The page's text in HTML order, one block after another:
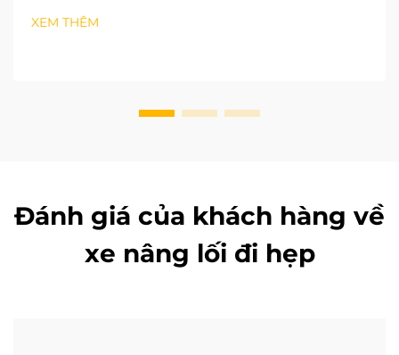
các hệ thống lưu trữ theo chiều dọc (2D) tận dụng
chiều cao của kho mà vẫn giữ nguyên diện tích mặt
XEM THÊM
Đánh giá của khách hàng về
xe nâng lối đi hẹp